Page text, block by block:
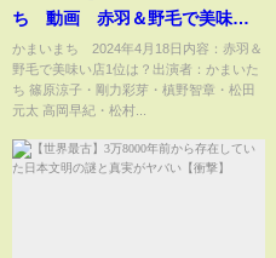
ち 動画 赤羽＆野毛で美味い
店１位は？ 4月18日
かまいまち 2024年4月18日内容：赤羽＆
野毛で美味い店1位は？出演者：かまいた
ち 篠原涼子・剛力彩芽・槙野智章・松田
元太 高岡早紀・松村...